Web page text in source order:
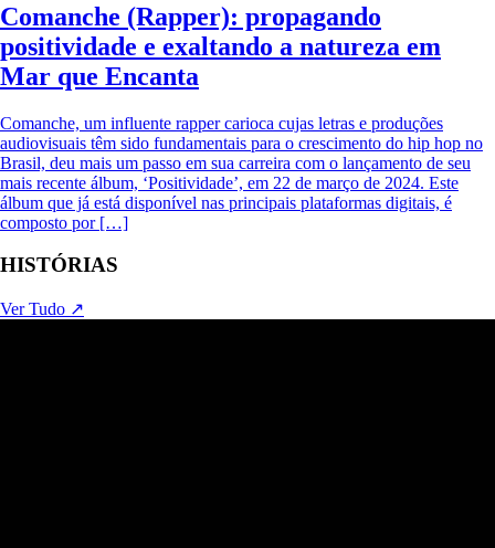
Comanche (Rapper): propagando
positividade e exaltando a natureza em
Mar que Encanta
Comanche, um influente rapper carioca cujas letras e produções
audiovisuais têm sido fundamentais para o crescimento do hip hop no
Brasil, deu mais um passo em sua carreira com o lançamento de seu
mais recente álbum, ‘Positividade’, em 22 de março de 2024. Este
álbum que já está disponível nas principais plataformas digitais, é
composto por […]
HISTÓRIAS
Ver Tudo ↗